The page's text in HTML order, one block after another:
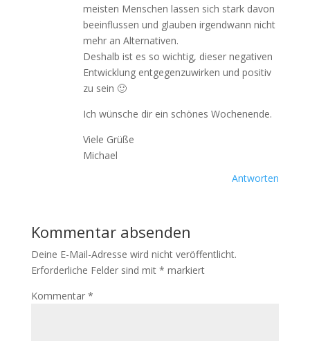
meisten Menschen lassen sich stark davon
beeinflussen und glauben irgendwann nicht
mehr an Alternativen.
Deshalb ist es so wichtig, dieser negativen
Entwicklung entgegenzuwirken und positiv
zu sein 🙂
Ich wünsche dir ein schönes Wochenende.
Viele Grüße
Michael
Antworten
Kommentar absenden
Deine E-Mail-Adresse wird nicht veröffentlicht.
Erforderliche Felder sind mit * markiert
Kommentar *